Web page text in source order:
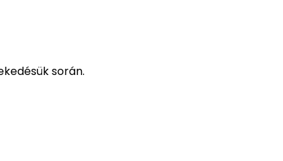
során.